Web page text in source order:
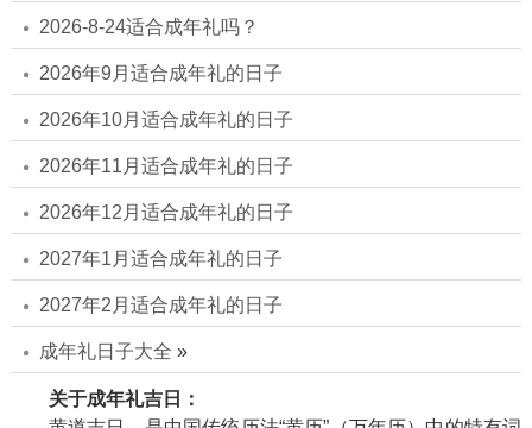
2026-8-24适合成年礼吗？
2026年9月适合成年礼的日子
2026年10月适合成年礼的日子
2026年11月适合成年礼的日子
2026年12月适合成年礼的日子
2027年1月适合成年礼的日子
2027年2月适合成年礼的日子
成年礼日子大全 »
关于成年礼吉日：